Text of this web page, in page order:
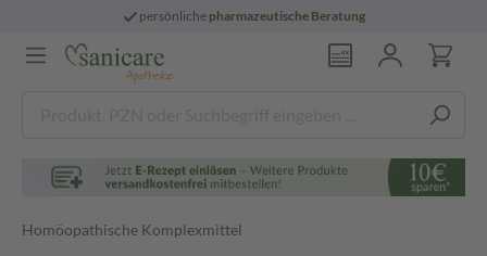
persönliche pharmazeutische Beratung
Homöopathische Komplexmittel